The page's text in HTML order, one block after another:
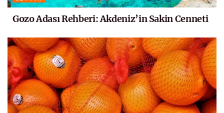
Gozo Adası Rehberi: Akdeniz’in Sakin Cenneti